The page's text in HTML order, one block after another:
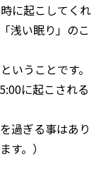
に起こしてくれ
浅い眠り」のこ
いうことです。
に起こされる
過ぎる事はあり
す。）